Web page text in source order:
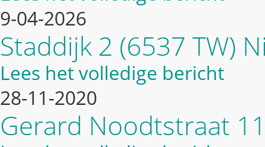
9-04-2026
Staddijk 2 (6537 TW)
Lees het volledige bericht
28-11-2020
Gerard Noodtstraat